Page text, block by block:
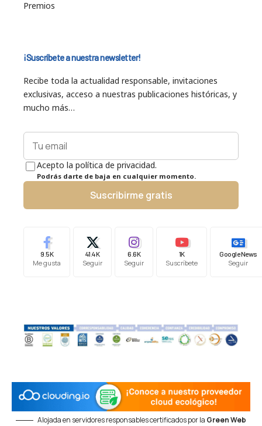
Premios
¡Suscríbete a nuestra newsletter!
Recibe toda la actualidad responsable, invitaciones
exclusivas, acceso a nuestras publicaciones históricas, y
mucho más…
Acepto la política de privacidad.
Podrás darte de baja en cualquier momento.
Suscribirme gratis
9.5K
Me gusta
41.4K
Seguir
6.6K
Seguir
1K
Suscríbete
Google News
Seguir
Alojada en servidores responsables certificados por la Green Web